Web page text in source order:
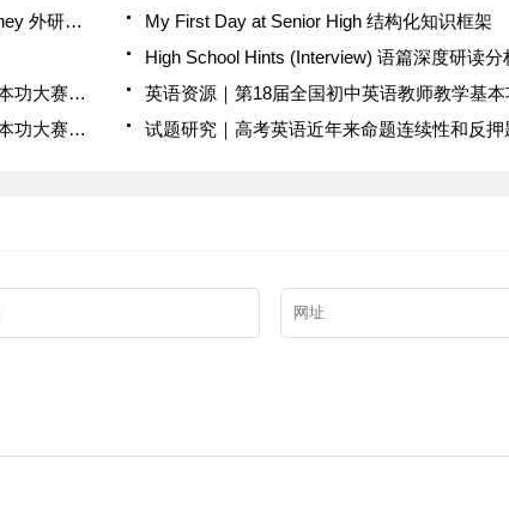
语篇深度研读分析报告 The Monarch's Journey 外研版高中英语必修一 · Unit 5 Into the Wild · Understanding Ideas
My First Day at Senior High 结构化知识框架
英语资源｜​第17届全国初中英语教师教学基本功大赛视频+课件免费下载
英语资源｜​第19届全国初中英语教师教学基本功大赛视频+课件免费下载